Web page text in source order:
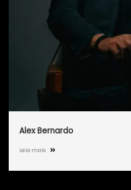
Alex Bernardo
Leia mais